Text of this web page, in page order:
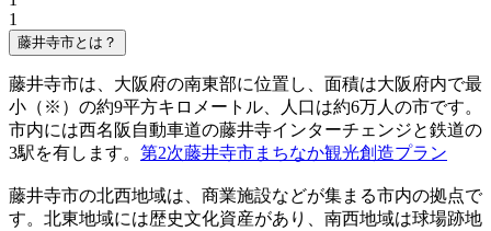
1
藤井寺市とは？
藤井寺市は、大阪府の南東部に位置し、面積は大阪府内で最
小（※）の約9平方キロメートル、人口は約6万人の市です。
市内には西名阪自動車道の藤井寺インターチェンジと鉄道の
3駅を有します。 第2次藤井寺市まちなか観光創造プラン
藤井寺市の北西地域は、商業施設などが集まる市内の拠点で
す。北東地域には歴史文化資産があり、南西地域は球場跡地